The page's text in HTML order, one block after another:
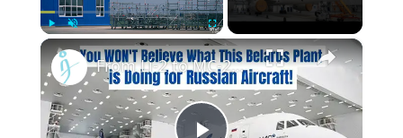
Fullscreen ×
From Li-2 to MC-21 and Tu-214 - Minsk Civil Aviation Plant No. 407 - Belarus' Aviation Giant